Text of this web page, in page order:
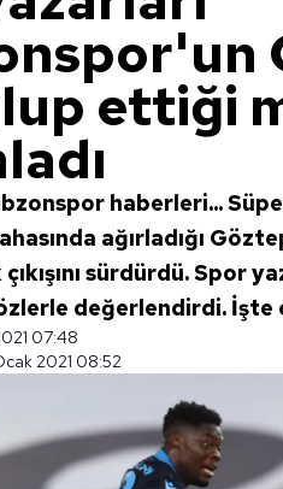
ettiği
haberleri...
ağırladığı
sürdürdü. Spor
değerlendirdi. İşte
07:48
2021 08:52